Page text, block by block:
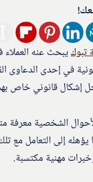
يبحث عنه
في إحدى الدعاوى
إشكال قانوني خاص
الشخصية معرفة
إلى التعامل مع
مهنية مكتسبة.